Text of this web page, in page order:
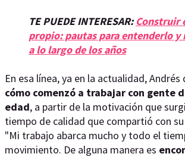
TE PUEDE INTERESAR:Construir
propio: pautas para entenderlo y
a lo largo de los años
En esa línea, ya en la actualidad, Andrés
cómo comenzó a trabajar con gente
edad, a partir de la motivación que
tiempo de calidad que compartió con
"Mi trabajo abarca mucho y todo el
movimiento. De alguna manera es